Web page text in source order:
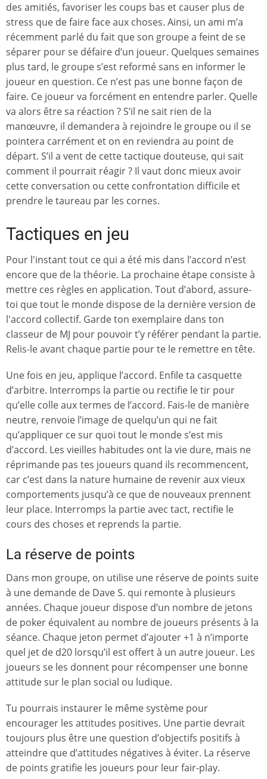
des amitiés, favoriser les coups bas et causer plus de
stress que de faire face aux choses. Ainsi, un ami m’a
récemment parlé du fait que son groupe a feint de se
séparer pour se défaire d’un joueur. Quelques semaines
plus tard, le groupe s’est reformé sans en informer le
joueur en question. Ce n’est pas une bonne façon de
faire. Ce joueur va forcément en entendre parler. Quelle
va alors être sa réaction ? S’il ne sait rien de la
manœuvre, il demandera à rejoindre le groupe ou il se
pointera carrément et on en reviendra au point de
départ. S’il a vent de cette tactique douteuse, qui sait
comment il pourrait réagir ? Il vaut donc mieux avoir
cette conversation ou cette confrontation difficile et
prendre le taureau par les cornes.
Tactiques en jeu
Pour l'instant tout ce qui a été mis dans l’accord n’est
encore que de la théorie. La prochaine étape consiste à
mettre ces règles en application. Tout d’abord, assure-
toi que tout le monde dispose de la dernière version de
l'accord collectif. Garde ton exemplaire dans ton
classeur de MJ pour pouvoir t’y référer pendant la partie.
Relis-le avant chaque partie pour te le remettre en tête.
Une fois en jeu, applique l’accord. Enfile ta casquette
d’arbitre. Interromps la partie ou rectifie le tir pour
qu’elle colle aux termes de l’accord. Fais-le de manière
neutre, renvoie l’image de quelqu’un qui ne fait
qu’appliquer ce sur quoi tout le monde s’est mis
d’accord. Les vieilles habitudes ont la vie dure, mais ne
réprimande pas tes joueurs quand ils recommencent,
car c’est dans la nature humaine de revenir aux vieux
comportements jusqu’à ce que de nouveaux prennent
leur place. Interromps la partie avec tact, rectifie le
cours des choses et reprends la partie.
La réserve de points
Dans mon groupe, on utilise une réserve de points suite
à une demande de Dave S. qui remonte à plusieurs
années. Chaque joueur dispose d’un nombre de jetons
de poker équivalent au nombre de joueurs présents à la
séance. Chaque jeton permet d’ajouter +1 à n’importe
quel jet de d20 lorsqu’il est offert à un autre joueur. Les
joueurs se les donnent pour récompenser une bonne
attitude sur le plan social ou ludique.
Tu pourrais instaurer le même système pour
encourager les attitudes positives. Une partie devrait
toujours plus être une question d’objectifs positifs à
atteindre que d’attitudes négatives à éviter. La réserve
de points gratifie les joueurs pour leur fair-play.